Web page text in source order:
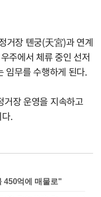
거장 톈궁(天宮)과 연계
주에서 체류 중인 선저
임무를 수행하게 된다.
거장 운영을 지속하고
.
450억에 매물로"